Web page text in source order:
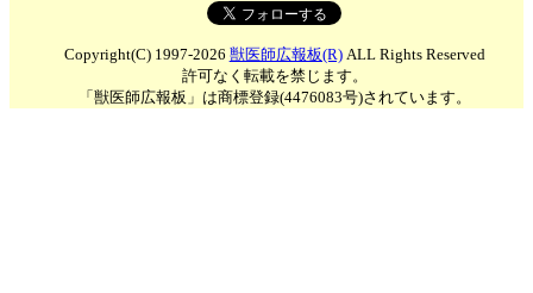
Copyright(C) 1997-2026 獣医師広報板(R)ALL Rights Reserved
許可なく転載を禁じます。
「獣医師広報板」は商標登録(4476083号)されています。